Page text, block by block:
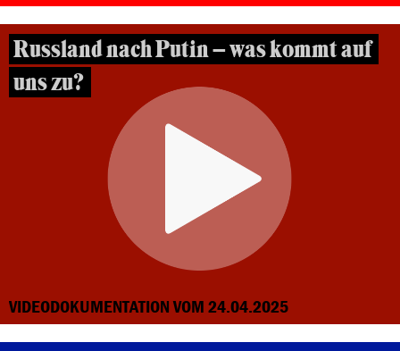
Russland nach Putin – was kommt auf
uns zu?
VIDEODOKUMENTATION VOM 24.04.2025